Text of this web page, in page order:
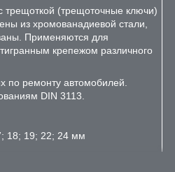
трещоткой (трещоточные ключи)
из хромованадиевой стали,
Применяются для
крепежом различного
по ремонту автомобилей.
DIN 3113.
18; 19; 22; 24 мм